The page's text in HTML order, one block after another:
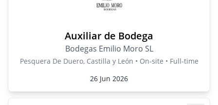
Auxiliar de Bodega
Bodegas Emilio Moro SL
Pesquera De Duero, Castilla y León • On-site • Full-time
26 Jun 2026